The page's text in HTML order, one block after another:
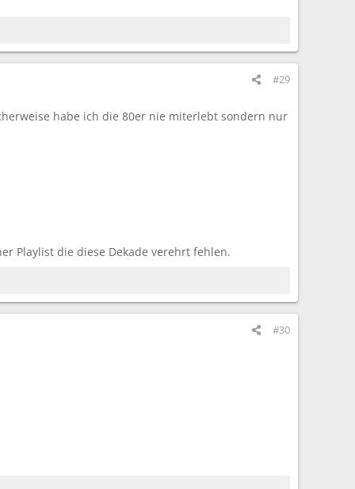
#29
habe ich die 80er nie miterlebt sondern nur
Playlist die diese Dekade verehrt fehlen.
#30